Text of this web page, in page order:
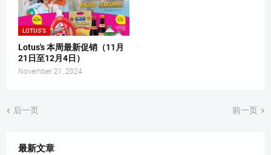
LOTUS'S
Lotus's 本周最新促销（11月
21日至12月4日）
November 21, 2024
后一页 前一页
最新文章